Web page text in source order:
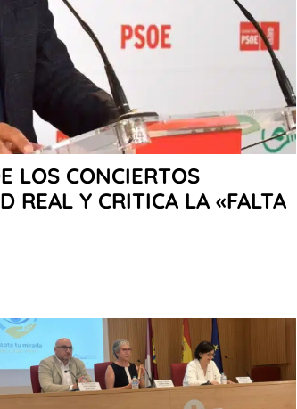
LOS CONCIERTOS
REAL Y CRITICA LA «FALTA